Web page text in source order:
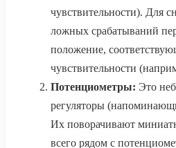
чувствительности). Для
ложных срабатываний
положение,
чувствительности
Потенциометры: Это
регуляторы
Их поворачивают
всего рядом с